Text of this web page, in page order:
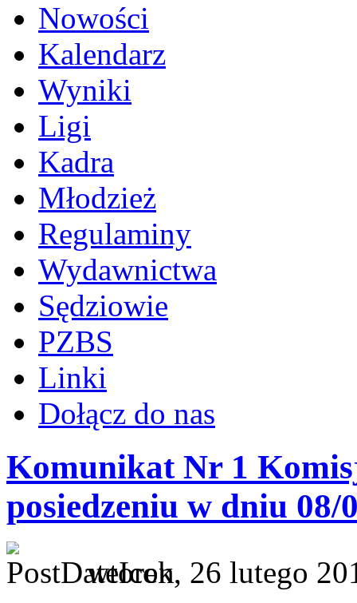
Nowości
Kalendarz
Wyniki
Ligi
Kadra
Młodzież
Regulaminy
Wydawnictwa
Sędziowie
PZBS
Linki
Dołącz do nas
Komunikat Nr 1
posiedzeniu w dniu 08/
wtorek, 26 lutego